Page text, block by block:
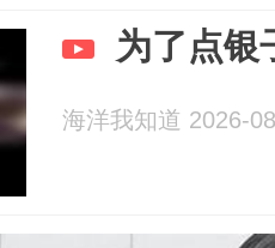
为了点银
海洋我知道 2026-